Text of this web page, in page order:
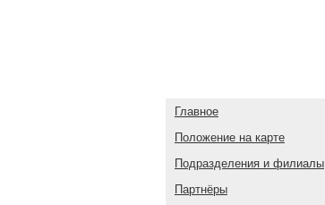
Главное
Положение на карте
Подразделения и филиалы
Партнёры